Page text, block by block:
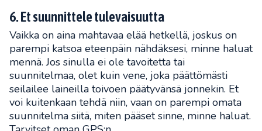
6. Et suunnittele tulevaisuutta
Vaikka on aina mahtavaa elää hetkellä, joskus on
parempi katsoa eteenpäin nähdäksesi, minne haluat
mennä. Jos sinulla ei ole tavoitetta tai
suunnitelmaa, olet kuin vene, joka päättömästi
seilailee laineilla toivoen päätyvänsä jonnekin. Et
voi kuitenkaan tehdä niin, vaan on parempi omata
suunnitelma siitä, miten pääset sinne, minne haluat.